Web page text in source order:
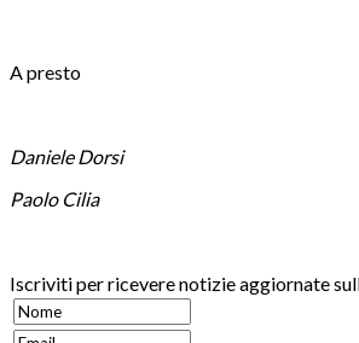
A presto
Daniele Dorsi
Paolo Cilia
Iscriviti per ricevere notizie aggiornate